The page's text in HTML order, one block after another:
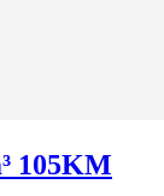
105KM